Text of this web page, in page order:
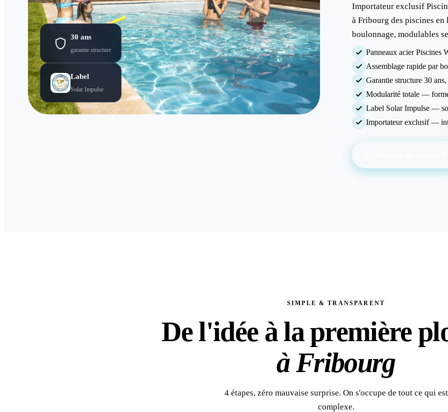
30 ans
garantie structure
Label
Solar Impulse
Importateur exclusif
à Fribourg des piscines
boulonnage, modulables
Panneaux acier Piscines
Assemblage rapide par
Garantie structure 30
Modularité totale —
Label Solar Impulse —
Importateur exclusif —
SIMPLE & TRANSPARENT
De l'idée à la première
à Fribourg
4 étapes, zéro mauvaise surprise. On s'occupe de tout ce qui est
complexe.